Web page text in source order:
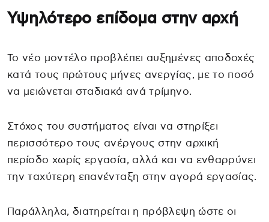
Υψηλότερο επίδομα στην αρχή
Το νέο μοντέλο προβλέπει αυξημένες αποδοχές
κατά τους πρώτους μήνες ανεργίας, με το ποσό
να μειώνεται σταδιακά ανά τρίμηνο.
Στόχος του συστήματος είναι να στηρίξει
περισσότερο τους ανέργους στην αρχική
περίοδο χωρίς εργασία, αλλά και να ενθαρρύνει
την ταχύτερη επανένταξη στην αγορά εργασίας.
Παράλληλα, διατηρείται η πρόβλεψη ώστε οι